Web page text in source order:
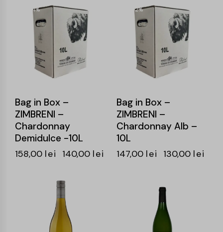
-11%
Bag in Box –
ZIMBRENI –
Chardonnay
Demidulce -10L
158,00 lei 140,00 lei
-12%
Bag in Box –
ZIMBRENI –
Chardonnay Alb –
10L
147,00 lei 130,00 lei